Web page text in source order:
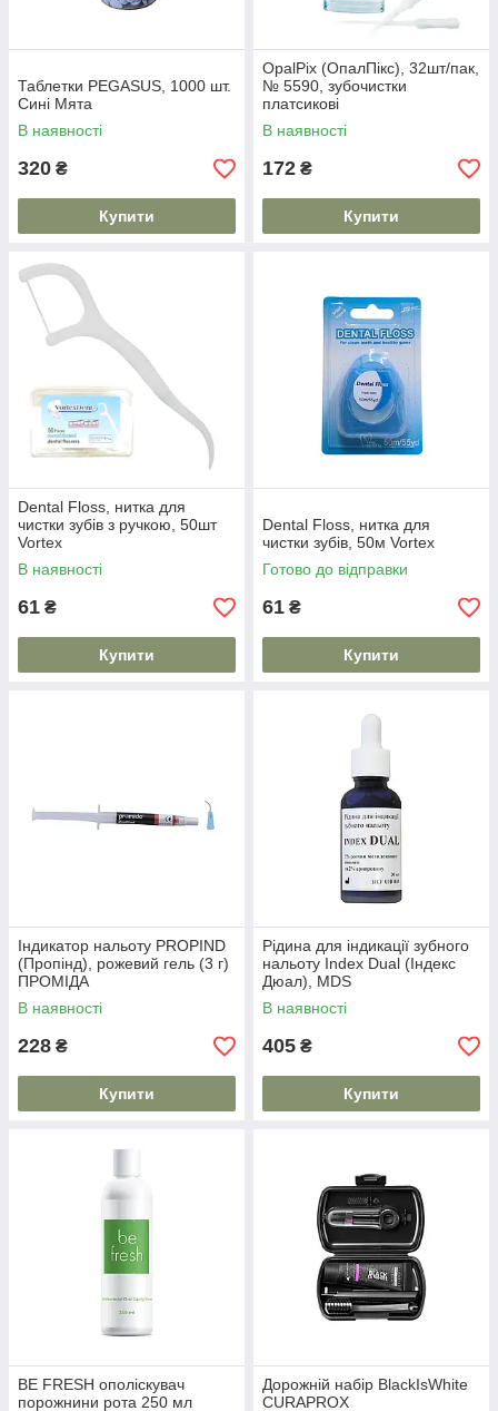
Таблетки PEGASUS, 1000 шт.
Сині Мята
В наявності
320 ₴
Купити
OpalPix (ОпалПікс), 32шт/пак,
№ 5590, зубочистки
платсикові
В наявності
172 ₴
Купити
Dental Floss, нитка для
чистки зубів з ручкою, 50шт
Vortex
В наявності
61 ₴
Купити
Dental Floss, нитка для
чистки зубів, 50м Vortex
Готово до відправки
61 ₴
Купити
Індикатор нальоту PROPIND
(Пропінд), рожевий гель (3 г)
ПРОМІДА
В наявності
228 ₴
Купити
Рідина для індикації зубного
нальоту Index Dual (Індекс
Дюал), MDS
В наявності
405 ₴
Купити
BE FRESH ополіскувач
порожнини рота 250 мл
Дорожній набір BlackIsWhite
CURAPROX